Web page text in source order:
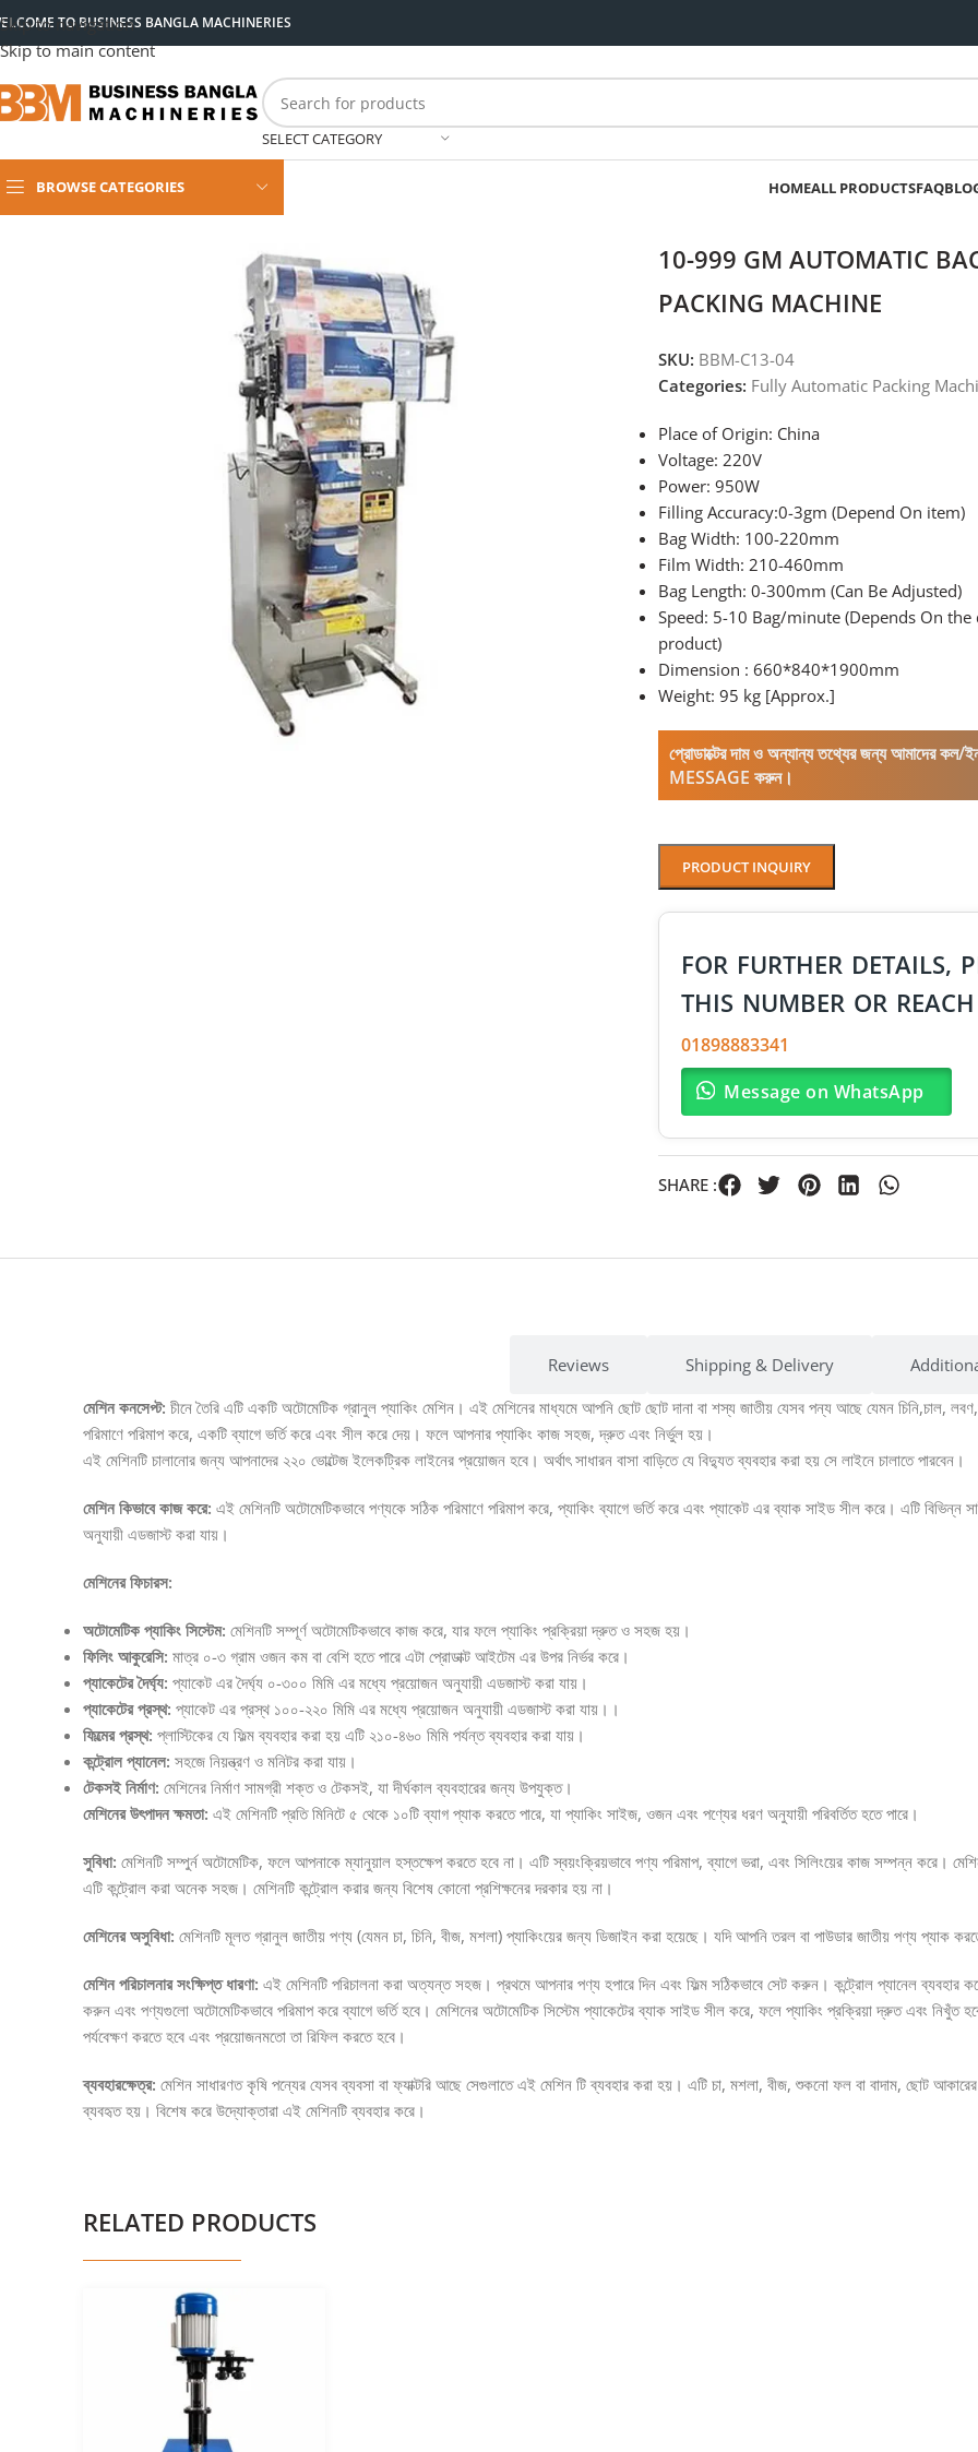
Skip to navigation
Skip to main content
TO BUSINESS BANGLA MACHINERIES
SELECT CATEGORY
BROWSE CATEGORIES HOMEALL PRODUCTSFAQ
10-999 GM AUTOMATIC
PACKING MACHINE
SKU: BBM-C13-04
Categories: Fully Automatic Packing
Place of Origin: China
Voltage: 220V
Power: 950W
Filling Accuracy:0-3gm (Depend On item)
Bag Width: 100-220mm
Film Width: 210-460mm
Bag Length: 0-300mm (Can Be Adjusted)
Speed: 5-10 Bag/minute (Depends On
product)
Dimension : 660*840*1900mm
Weight: 95 kg [Approx.]
প্রোডাক্টের দাম ও অন্যান্য তথ্যের জন্য আমাদের
MESSAGE করুন।
PRODUCT INQUIRY
FOR FURTHER DETAILS,
THIS NUMBER OR
01898883341
Message on WhatsApp
SHARE :
Reviews Shipping & Delivery
মেশিন কনসেপ্ট: চীনে তৈরি এটি একটি অটোমেটিক গ্রানুল প্যাকিং মেশিন। এই মেশিনের মাধ্যমে আপনি ছোট ছোট দানা বা শস্য জাতীয় যেসব পন্য আছে যেমন চিনি,চাল,
পরিমাণে পরিমাপ করে, একটি ব্যাগে ভর্তি করে এবং সীল করে দেয়। ফলে আপনার প্যাকিং কাজ সহজ, দ্রুত এবং নির্ভুল হয়।
এই মেশিনটি চালানোর জন্য আপনাদের ২২০ ভোল্টেজ ইলেকট্রিক লাইনের প্রয়োজন হবে। অর্থাৎ সাধারন বাসা বাড়িতে যে বিদ্যুত ব্যবহার করা হয় সে লাইনে চালাতে পারবেন।
মেশিন কিভাবে কাজ করে: এই মেশিনটি অটোমেটিকভাবে পণ্যকে সঠিক পরিমাণে পরিমাপ করে, প্যাকিং ব্যাগে ভর্তি করে এবং প্যাকেট এর ব্যাক সাইড সীল করে। এটি
অনুযায়ী এডজাস্ট করা যায়।
মেশিনের ফিচারস:
অটোমেটিক প্যাকিং সিস্টেম: মেশিনটি সম্পূর্ণ অটোমেটিকভাবে কাজ করে, যার ফলে প্যাকিং প্রক্রিয়া দ্রুত ও সহজ হয়।
ফিলিং আকুরেসি: মাত্র ০-৩ গ্রাম ওজন কম বা বেশি হতে পারে এটা প্রোডাক্ট আইটেম এর উপর নির্ভর করে।
প্যাকেটের দৈর্ঘ্য: প্যাকেট এর দৈর্ঘ্য ০-৩০০ মিমি এর মধ্যে প্রয়োজন অনুযায়ী এডজাস্ট করা যায়।
প্যাকেটের প্রস্থ: প্যাকেট এর প্রস্থ ১০০-২২০ মিমি এর মধ্যে প্রয়োজন অনুযায়ী এডজাস্ট করা যায়।।
ফিল্মের প্রস্থ: প্লাস্টিকের যে ফিল্ম ব্যবহার করা হয় এটি ২১০-৪৬০ মিমি পর্যন্ত ব্যবহার করা যায়।
কন্ট্রোল প্যানেল: সহজে নিয়ন্ত্রণ ও মনিটর করা যায়।
টেকসই নির্মাণ: মেশিনের নির্মাণ সামগ্রী শক্ত ও টেকসই, যা দীর্ঘকাল ব্যবহারের জন্য উপযুক্ত।
মেশিনের উৎপাদন ক্ষমতা: এই মেশিনটি প্রতি মিনিটে ৫ থেকে ১০টি ব্যাগ প্যাক করতে পারে, যা প্যাকিং সাইজ, ওজন এবং পণ্যের ধরণ অনুযায়ী পরিবর্তিত হতে পারে।
সুবিধা: মেশিনটি সম্পুর্ন অটোমেটিক, ফলে আপনাকে ম্যানুয়াল হস্তক্ষেপ করতে হবে না। এটি স্বয়ংক্রিয়ভাবে পণ্য পরিমাপ, ব্যাগে ভরা, এবং সিলিংয়ের কাজ সম্পন্ন করে।
এটি কন্ট্রোল করা অনেক সহজ। মেশিনটি কন্ট্রোল করার জন্য বিশেষ কোনো প্রশিক্ষনের দরকার হয় না।
মেশিনের অসুবিধা: মেশিনটি মূলত গ্রানুল জাতীয় পণ্য (যেমন চা, চিনি, বীজ, মশলা) প্যাকিংয়ের জন্য ডিজাইন করা হয়েছে। যদি আপনি তরল বা পাউডার জাতীয় পণ্য প্যাক
মেশিন পরিচালনার সংক্ষিপ্ত ধারণা: এই মেশিনটি পরিচালনা করা অত্যন্ত সহজ। প্রথমে আপনার পণ্য হপারে দিন এবং ফিল্ম সঠিকভাবে সেট করুন। কন্ট্রোল প্যানেল ব্যবহার
করুন এবং পণ্যগুলো অটোমেটিকভাবে পরিমাপ করে ব্যাগে ভর্তি হবে। মেশিনের অটোমেটিক সিস্টেম প্যাকেটের ব্যাক সাইড সীল করে, ফলে প্যাকিং প্রক্রিয়া দ্রুত এবং নিখুঁত
পর্যবেক্ষণ করতে হবে এবং প্রয়োজনমতো তা রিফিল করতে হবে।
ব্যবহারক্ষেত্র: মেশিন সাধারণত কৃষি পন্যের যেসব ব্যবসা বা ফ্যাক্টরি আছে সেগুলাতে এই মেশিন টি ব্যবহার করা হয়। এটি চা, মশলা, বীজ, শুকনো ফল বা বাদাম, ছোট
ব্যবহৃত হয়। বিশেষ করে উদ্যোক্তারা এই মেশিনটি ব্যবহার করে।
RELATED PRODUCTS